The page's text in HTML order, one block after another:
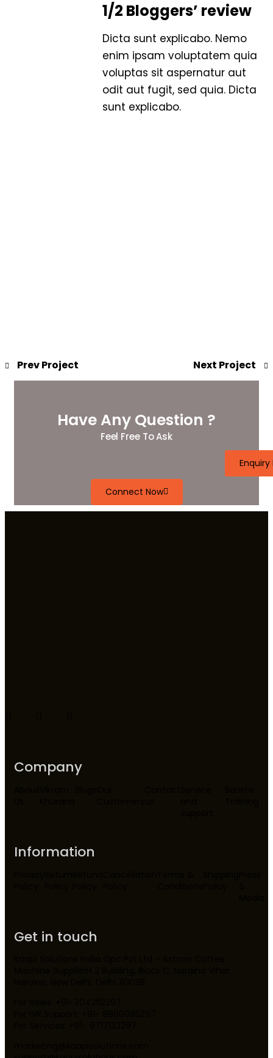
1/2 Bloggers’ review
Dicta sunt explicabo. Nemo
enim ipsam voluptatem quia
voluptas sit aspernatur aut
odit aut fugit, sed quia. Dicta
sunt explicabo.
Prev Project Next Project
Have Any Question ?
Feel Free To Ask
Connect Now
Company
Enquiry
Information
Get in touch